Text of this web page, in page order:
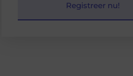
Registreer nu!